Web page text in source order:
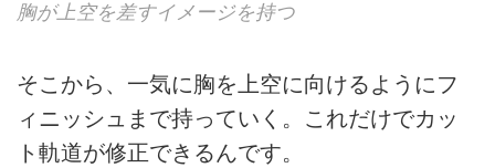
胸が上空を差すイメージを持つ
そこから、一気に胸を上空に向けるようにフ
ィニッシュまで持っていく。これだけでカッ
ト軌道が修正できるんです。